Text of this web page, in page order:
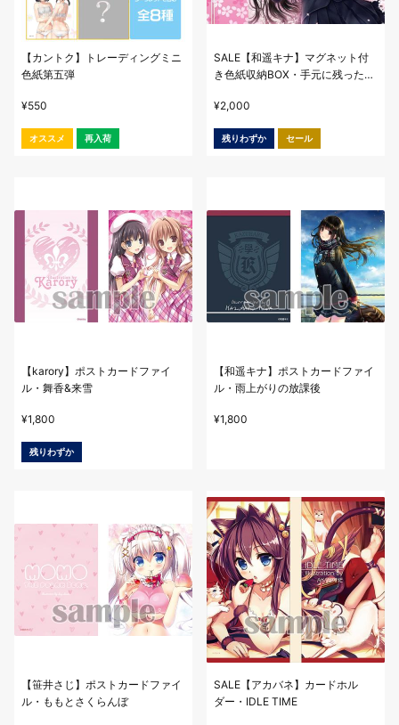
【カントク】トレーディングミニ
色紙第五弾
¥550
オススメ 再入荷
SALE【和遥キナ】マグネット付
き色紙収納BOX・手元に残った想
¥2,000
残りわずか セール
【karory】ポストカードファイ
ル・舞香&来雪
¥1,800
残りわずか
【和遥キナ】ポストカードファイ
ル・雨上がりの放課後
¥1,800
【笹井さじ】ポストカードファイ
ル・ももとさくらんぼ
SALE【アカバネ】カードホル
ダー・IDLE TIME